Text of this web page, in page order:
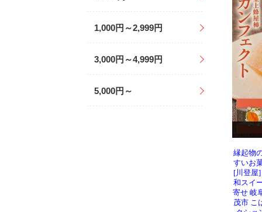
縁起物
すいお
[川登屋
和スイ
寄せ 岐
茂市 こ